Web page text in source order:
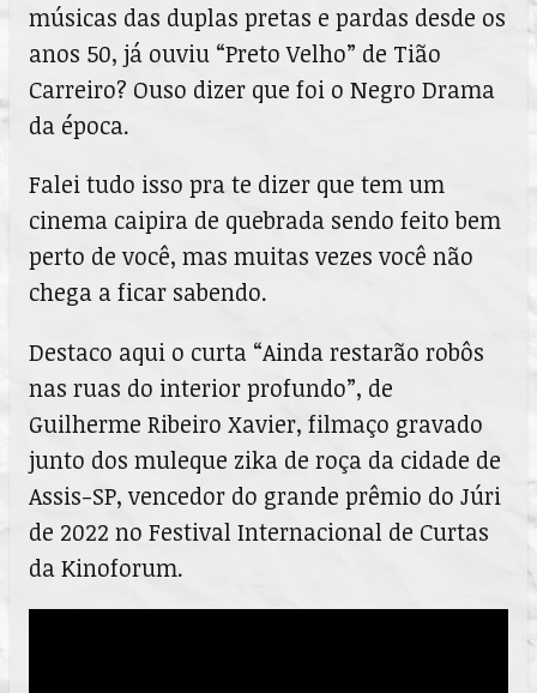
músicas das duplas pretas e pardas desde os
anos 50, já ouviu “Preto Velho” de Tião
Carreiro? Ouso dizer que foi o Negro Drama
da época.
Falei tudo isso pra te dizer que tem um
cinema caipira de quebrada sendo feito bem
perto de você, mas muitas vezes você não
chega a ficar sabendo.
Destaco aqui o curta “Ainda restarão robôs
nas ruas do interior profundo”, de
Guilherme Ribeiro Xavier, filmaço gravado
junto dos muleque zika de roça da cidade de
Assis-SP, vencedor do grande prêmio do Júri
de 2022 no Festival Internacional de Curtas
da Kinoforum.